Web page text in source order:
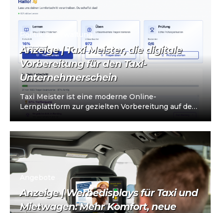
Politik & Verwaltung
Anzeige | Taxi Meister, die digitale
Vorbereitung für den Taxi-
Unternehmerschein
Taxi Meister ist eine moderne Online-
Lernplattform zur gezielten Vorbereitung auf den
Anzeige | Werbedisplays für Taxi und
Mietwagen: Mehr Komfort, neue